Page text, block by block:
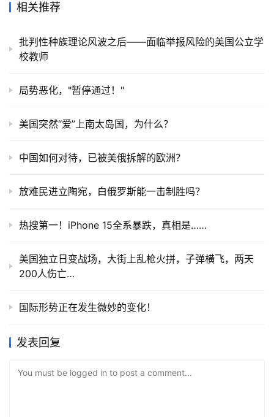
相关推荐
批判性种族理论风波之后——面临举报风险的美国公立学
校教师
局势恶化，"暂停通过！"
美国突然“爱”上南太岛国，为什么？
中国如何对待，已被美俄拆解的欧洲？
放难民进立陶宛，白俄罗斯能一击制胜吗？
热搜第一！iPhone 15全系暴跌，真相是……
美国独立日变战场，大街上乱枪火拼，子弹横飞，两天
200人伤亡…
国际形势正在发生微妙的变化！
发表回复
You must be logged in to post a comment...